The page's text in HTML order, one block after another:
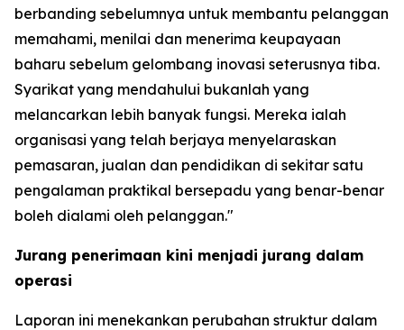
berbanding sebelumnya untuk membantu pelanggan
memahami, menilai dan menerima keupayaan
baharu sebelum gelombang inovasi seterusnya tiba.
Syarikat yang mendahului bukanlah yang
melancarkan lebih banyak fungsi. Mereka ialah
organisasi yang telah berjaya menyelaraskan
pemasaran, jualan dan pendidikan di sekitar satu
pengalaman praktikal bersepadu yang benar-benar
boleh dialami oleh pelanggan."
Jurang penerimaan kini menjadi jurang dalam
operasi
Laporan ini menekankan perubahan struktur dalam